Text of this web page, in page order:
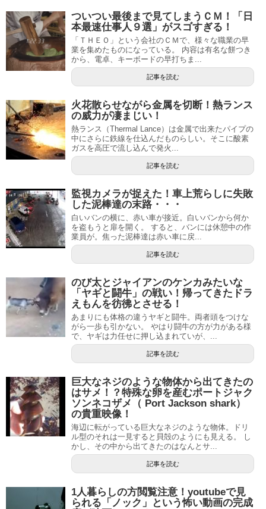
ついつい最後まで見てしまうＣＭ！「日
本最速仕事人９選」がスゴすぎる！
「ＴＨＥＯ」という会社のＣＭで、様々な職業の早
業を集めたものになっている。 内容は有名な餅つき
から、電卓、キーボードの早打ちま...
記事を読む
火花散らせながら金属を切断！熱ランス
の威力が凄まじい！
熱ランス（Thermal Lance）は金属で出来たパイプの
中にさらに鉄線を仕込んだものらしい。そこに酸素
ガスを高圧で流し込んで発火...
記事を読む
監視カメラが捉えた！車上荒らしに失敗
した泥棒達の末路・・・
白いバンの横に、赤い車が接近。白いバンから何か
を盗もうと扉を開く。 すると、バンには休憩中の作
業員が。焦った泥棒達は赤い車に戻...
記事を読む
のび太とジャイアンのケンカみたいな
「ヤギと闘牛」の戦い！帰ってきたドラ
えもんを彷彿とさせる！
あまりにも体格の違うヤギと闘牛。両者頭をつけな
がら一歩も引かない。 やはり闘牛の方が力がある様
で、ヤギは力任せに押し込まれていが、...
記事を読む
巨大なネジのような物体から出てきたの
はサメ！？特殊な卵を産むポートジャク
ソンネコザメ（ Port Jackson shark）
の貴重映像！
海辺に転がっている巨大なネジのような物体。ドリ
ル型のそれは一見すると貝殻のようにも見える。 し
かし、その中から出てきたのはなんとサ...
記事を読む
1人暮らしの方閲覧注意！youtubeで見
られる「ノック」という怖い動画の完成